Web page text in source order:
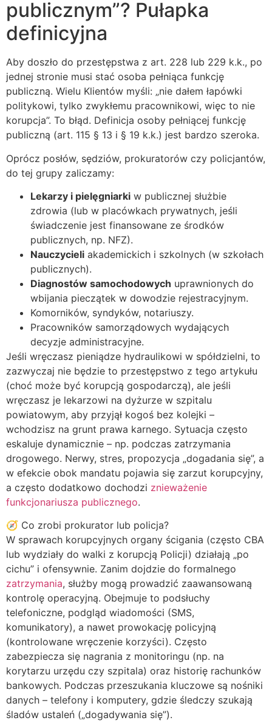
publicznym”? Pułapka
definicyjna
Aby doszło do przestępstwa z art. 228 lub 229 k.k., po
jednej stronie musi stać osoba pełniąca funkcję
publiczną. Wielu Klientów myśli: „nie dałem łapówki
politykowi, tylko zwykłemu pracownikowi, więc to nie
korupcja”. To błąd. Definicja osoby pełniącej funkcję
publiczną (art. 115 § 13 i § 19 k.k.) jest bardzo szeroka.
Oprócz posłów, sędziów, prokuratorów czy policjantów,
do tej grupy zaliczamy:
Lekarzy i pielęgniarki w publicznej służbie
zdrowia (lub w placówkach prywatnych, jeśli
świadczenie jest finansowane ze środków
publicznych, np. NFZ).
Nauczycieli akademickich i szkolnych (w szkołach
publicznych).
Diagnostów samochodowych uprawnionych do
wbijania pieczątek w dowodzie rejestracyjnym.
Komorników, syndyków, notariuszy.
Pracowników samorządowych wydających
decyzje administracyjne.
Jeśli wręczasz pieniądze hydraulikowi w spółdzielni, to
zazwyczaj nie będzie to przestępstwo z tego artykułu
(choć może być korupcją gospodarczą), ale jeśli
wręczasz je lekarzowi na dyżurze w szpitalu
powiatowym, aby przyjął kogoś bez kolejki –
wchodzisz na grunt prawa karnego. Sytuacja często
eskaluje dynamicznie – np. podczas zatrzymania
drogowego. Nerwy, stres, propozycja „dogadania się”, a
w efekcie obok mandatu pojawia się zarzut korupcyjny,
a często dodatkowo dochodzi znieważenie
funkcjonariusza publicznego.
🧭 Co zrobi prokurator lub policja?
W sprawach korupcyjnych organy ścigania (często CBA
lub wydziały do walki z korupcją Policji) działają „po
cichu” i ofensywnie. Zanim dojdzie do formalnego
zatrzymania, służby mogą prowadzić zaawansowaną
kontrolę operacyjną. Obejmuje to podsłuchy
telefoniczne, podgląd wiadomości (SMS,
komunikatory), a nawet prowokację policyjną
(kontrolowane wręczenie korzyści). Często
zabezpiecza się nagrania z monitoringu (np. na
korytarzu urzędu czy szpitala) oraz historię rachunków
bankowych. Podczas przeszukania kluczowe są nośniki
danych – telefony i komputery, gdzie śledczy szukają
śladów ustaleń („dogadywania się”).